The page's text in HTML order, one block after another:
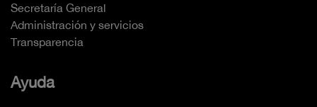
Secretaría General
Administración y servicios
Transparencia
Ayuda